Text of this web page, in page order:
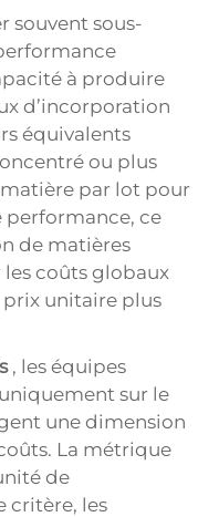
souvent sous-
à produire
d’incorporation
équivalents
ou plus
par lot pour
performance, ce
de matières
coûts globaux
unitaire plus
, les équipes
sur le
une dimension
La métrique
de
critère, les